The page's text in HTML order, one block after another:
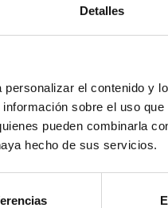
Detalles
el contenido y
sobre el uso
pueden combinarla
hecho de sus servicios.
Experiencias
Sostenibles
Experiencias de
Empresas Locales